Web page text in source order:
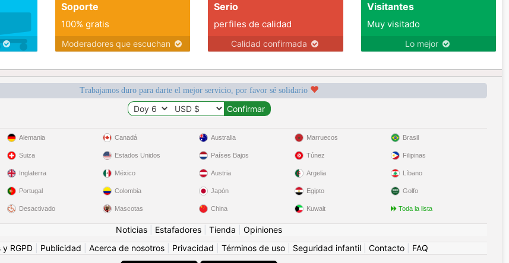
Soporte
100% gratis
Moderadores que escuchan
Serio
perfiles de calidad
Calidad confirmada
Visitantes
Muy visitado
Lo mejor
Trabajamos duro para darte el mejor servicio, por favor sé solidario
Alemania
Suiza
Inglaterra
Portugal
Desactivado
Canadá
Estados Unidos
México
Colombia
Mascotas
Australia
Países Bajos
Austria
Japón
China
Marruecos
Túnez
Argelia
Egipto
Kuwait
Brasil
Filipinas
Líbano
Golfo
Toda la lista
Noticias Estafadores Tienda
Opiniones
RGPD
Publicidad Acerca de nosotros Privacidad Términos de uso Seguridad infantil Contacto FAQ